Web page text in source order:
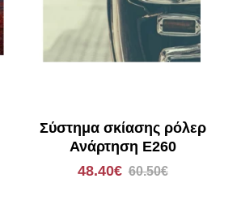
Σύστημα σκίασης ρόλερ
Ανάρτηση E260
48.40€ 60.50€